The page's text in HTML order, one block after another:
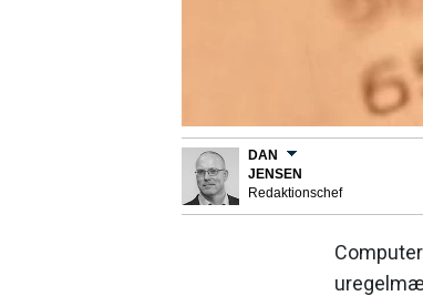
DAN
JENSEN
Redaktionschef